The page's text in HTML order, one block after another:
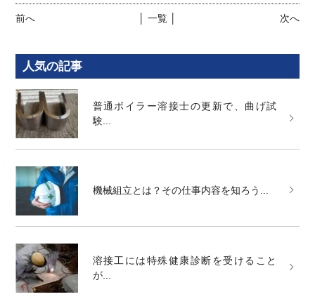
前へ 次へ
│ 一覧 │
人気の記事
普通ボイラー溶接士の更新で、曲げ試
験...
機械組立とは？その仕事内容を知ろう...
溶接工には特殊健康診断を受けること
が...